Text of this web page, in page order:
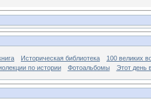
Историческая библиотека
100 великих
по истории
Фотоальбомы Этот день